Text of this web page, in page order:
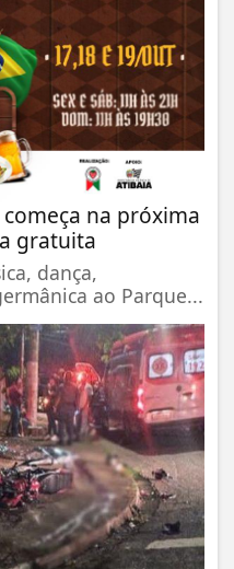
na próxima
gratuita
dança,
ao Parque...